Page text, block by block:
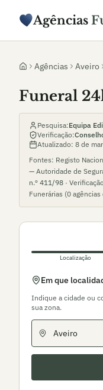
Agências
Agências Aveiro
Funeral
Pesquisa:Equipa
Verificação:
Atualizado: 8 de
Fontes: Registo
— Autoridade de
n.º 411/98 ·
Funerárias (0 agências
Localização
Em que
Indique a cidade ou
sua zona.